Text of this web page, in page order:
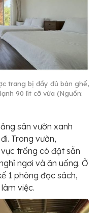
trang bị đầy đủ bàn ghế,
90 lít cỡ vừa (Nguồn:
sân vườn xanh
Trong vườn,
trống có đặt sẵn
ngơi và ăn uống. Ở
1 phòng đọc sách,
việc.